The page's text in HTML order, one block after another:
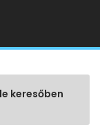
keresőben